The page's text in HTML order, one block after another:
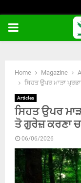
PRIMARY
Home Magazine
ਸਿਹਤ ਉਪਰ ਮਾੜਾ
Articles
ਸਿਹਤ ਉਪਰ
ਤੋ ਗੁਰੇਜ਼ ਕਰਣਾ
06/06/2026